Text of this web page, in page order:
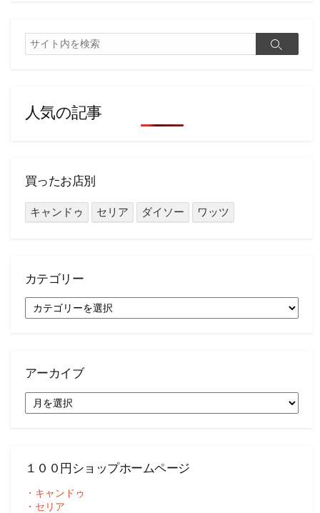
検
索
検
人気の記事
買ったお店別
キャンドゥ セリア ダイソー ワッツ
カテゴリー
テ
アーカイブ
ー
１００円ショップホームページ
・キャンドゥ
・セリア